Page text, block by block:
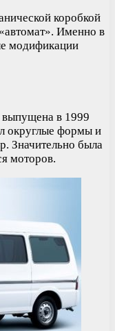
коробкой
Именно в
модификации
выпущена в 1999
округлые формы и
Значительно была
моторов.